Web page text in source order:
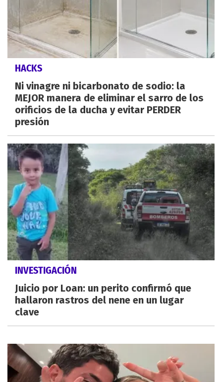
HACKS
Ni vinagre ni bicarbonato de sodio: la
MEJOR manera de eliminar el sarro de los
orificios de la ducha y evitar PERDER
presión
INVESTIGACIÓN
Juicio por Loan: un perito confirmó que
hallaron rastros del nene en un lugar
clave